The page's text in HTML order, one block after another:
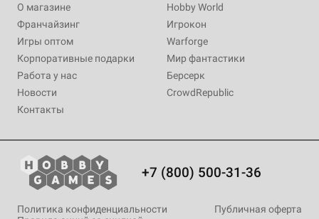
О магазине
Франчайзинг
Игры оптом
Корпоративные подарки
Работа у нас
Новости
Контакты
Hobby World
Игрокон
Warforge
Мир фантастики
Берсерк
CrowdRepublic
+7 (800) 500-31-36
Политика конфиденциальности
Публичная оферта